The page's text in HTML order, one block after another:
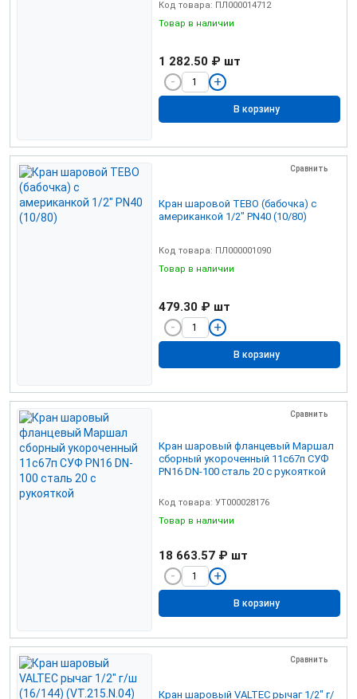
Код товара: ПЛ000014712
Товар в наличии
1 282.50 ₽ шт
В корзину
Сравнить
Кран шаровой TEBO (бабочка) c
американкой 1/2" PN40 (10/80)
Код товара: ПЛ000001090
Товар в наличии
479.30 ₽ шт
В корзину
Сравнить
Кран шаровый фланцевый Маршал
сборный укороченный 11с67п СУФ
PN16 DN-100 сталь 20 с рукояткой
Код товара: УТ000028176
Товар в наличии
18 663.57 ₽ шт
В корзину
Сравнить
Кран шаровый VALTEC рычаг 1/2" г/